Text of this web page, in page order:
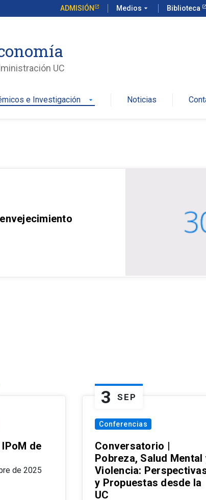
ADMISIÓN Medios arrow_drop_down Biblioteca
UC
e Investigación arrow_drop_down Noticias
de
de 2025
3 SEP
Conferencias
Conversatorio |
Pobreza, Salud Mental
Violencia:
y Propuestas desde la
UC